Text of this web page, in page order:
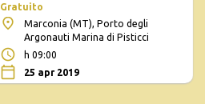
Gratuito
Marconia (MT), Porto degli
Argonauti Marina di Pisticci
h 09:00
25 apr 2019